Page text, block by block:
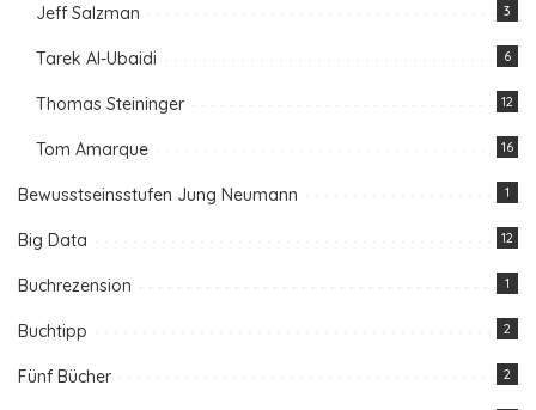
Jeff Salzman 3
Tarek Al-Ubaidi 6
Thomas Steininger 12
Tom Amarque 16
Bewusstseinsstufen Jung Neumann 1
Big Data 12
Buchrezension 1
Buchtipp 2
Fünf Bücher 2